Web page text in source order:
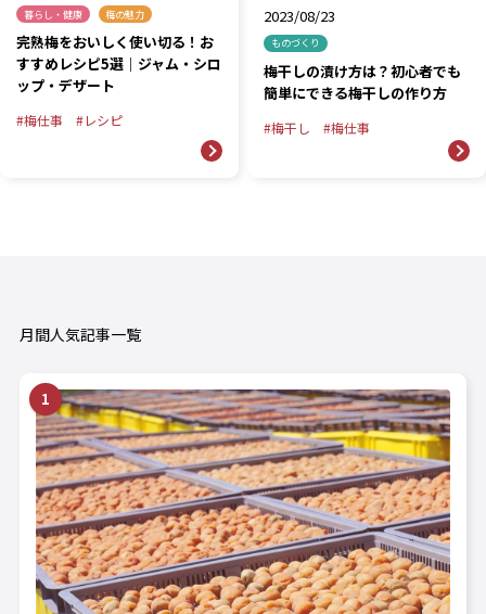
暮らし・健康 梅の魅力
完熟梅をおいしく使い切る！お
すすめレシピ5選｜ジャム・シロ
ップ・デザート
梅仕事 レシピ
2023/08/23
ものづくり
梅干しの漬け方は？初心者でも
簡単にできる梅干しの作り方
梅干し 梅仕事
月間人気記事一覧